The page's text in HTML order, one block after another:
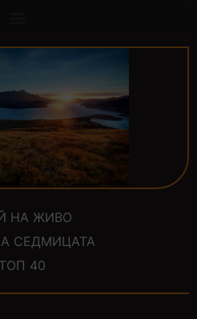
НА ЖИВО
СЕДМИЦАТА
40